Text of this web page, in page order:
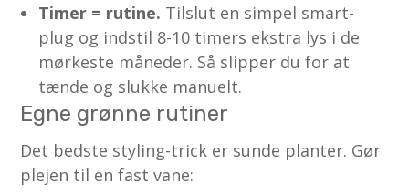
Timer = rutine. Tilslut en simpel smart-
plug og indstil 8-10 timers ekstra lys i de
mørkeste måneder. Så slipper du for at
tænde og slukke manuelt.
Egne grønne rutiner
Det bedste styling-trick er sunde planter. Gør
plejen til en fast vane: